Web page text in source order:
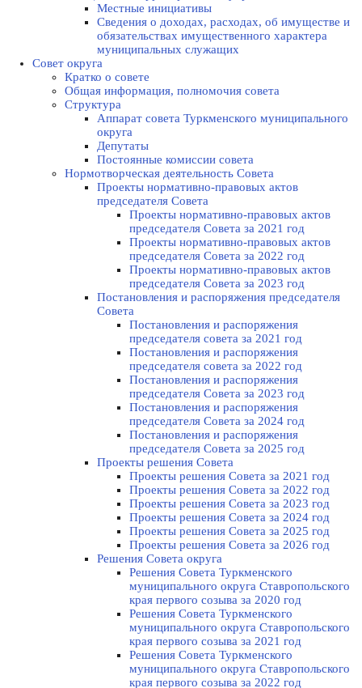
Местные инициативы
Сведения о доходах, расходах, об имуществе и
обязательствах имущественного характера
муниципальных служащих
Совет округа
Кратко о совете
Общая информация, полномочия совета
Структура
Аппарат совета Туркменского муниципального
округа
Депутаты
Постоянные комиссии совета
Нормотворческая деятельность Совета
Проекты нормативно-правовых актов
председателя Cовета
Проекты нормативно-правовых актов
председателя Cовета за 2021 год
Проекты нормативно-правовых актов
председателя Cовета за 2022 год
Проекты нормативно-правовых актов
председателя Cовета за 2023 год
Постановления и распоряжения председателя
Cовета
Постановления и распоряжения
председателя совета за 2021 год
Постановления и распоряжения
председателя совета за 2022 год
Постановления и распоряжения
председателя Cовета за 2023 год
Постановления и распоряжения
председателя Cовета за 2024 год
Постановления и распоряжения
председателя Cовета за 2025 год
Проекты решения Cовета
Проекты решения Совета за 2021 год
Проекты решения Совета за 2022 год
Проекты решения Cовета за 2023 год
Проекты решения Совета за 2024 год
Проекты решения Совета за 2025 год
Проекты решения Совета за 2026 год
Решения Совета округа
Решения Совета Туркменского
муниципального округа Ставропольского
края первого созыва за 2020 год
Решения Совета Туркменского
муниципального округа Ставропольского
края первого созыва за 2021 год
Решения Совета Туркменского
муниципального округа Ставропольского
края первого созыва за 2022 год